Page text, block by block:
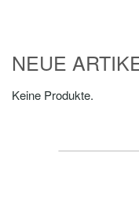
NEUE
Keine Produkte.